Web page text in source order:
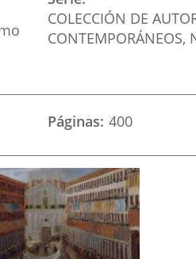
COLECCIÓN DE
CONTEMPORÁNEOS,
Páginas 400